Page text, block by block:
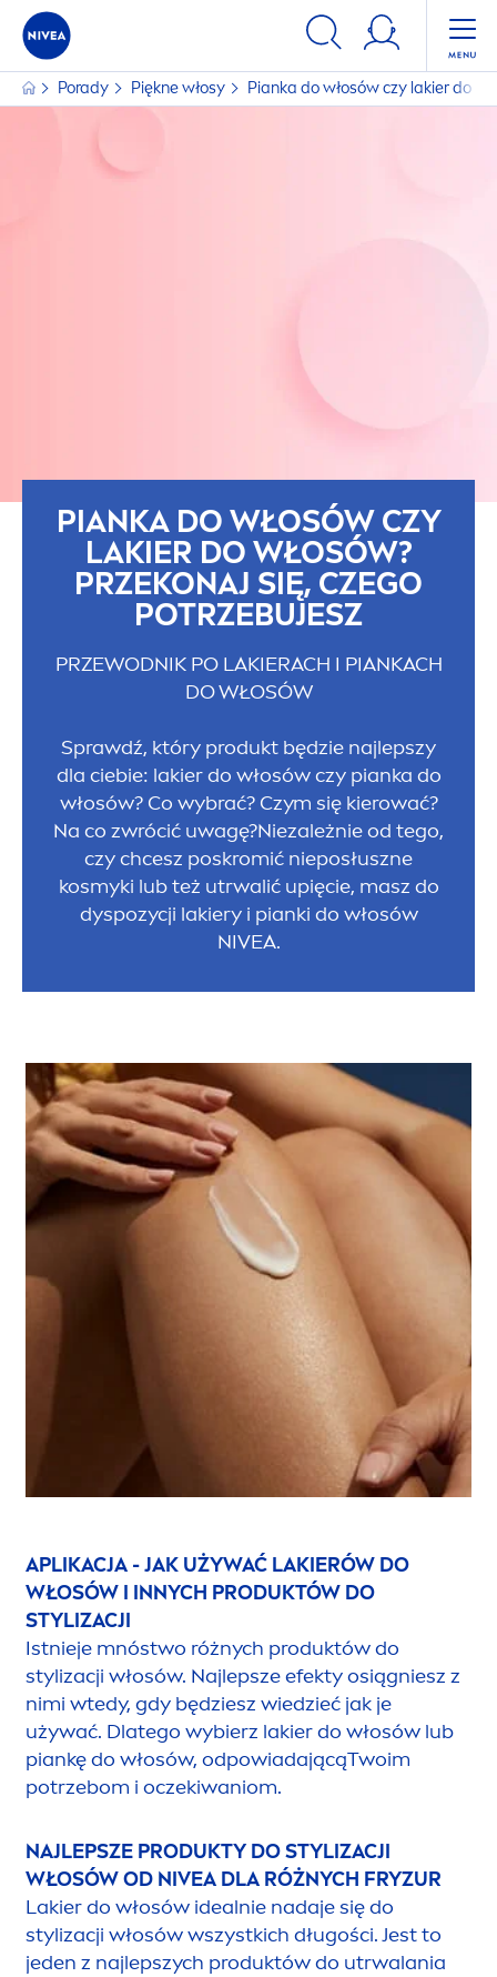
Porady Piękne włosy Pianka do włosów czy lakier do
PIANKA DO WŁOSÓW CZY
LAKIER DO WŁOSÓW?
PRZEKONAJ SIĘ, CZEGO
POTRZEBUJESZ
PRZEWODNIK PO LAKIERACH I PIANKACH
DO WŁOSÓW
Sprawdź, który produkt będzie najlepszy
dla ciebie: lakier do włosów czy pianka do
włosów? Co wybrać? Czym się kierować?
Na co zwrócić uwagę?Niezależnie od tego,
czy chcesz poskromić nieposłuszne
kosmyki lub też utrwalić upięcie, masz do
dyspozycji lakiery i pianki do włosów
NIVEA.
APLIKACJA - JAK UŻYWAĆ LAKIERÓW DO
WŁOSÓW I INNYCH PRODUKTÓW DO
STYLIZACJI
Istnieje mnóstwo różnych produktów do
stylizacji włosów. Najlepsze efekty osiągniesz z
nimi wtedy, gdy będziesz wiedzieć jak je
używać. Dlatego wybierz lakier do włosów lub
piankę do włosów, odpowiadającąTwoim
potrzebom i oczekiwaniom.
NAJLEPSZE PRODUKTY DO STYLIZACJI
WŁOSÓW OD NIVEA DLA RÓŻNYCH FRYZUR
Lakier do włosów idealnie nadaje się do
stylizacji włosów wszystkich długości. Jest to
jeden z najlepszych produktów do utrwalania